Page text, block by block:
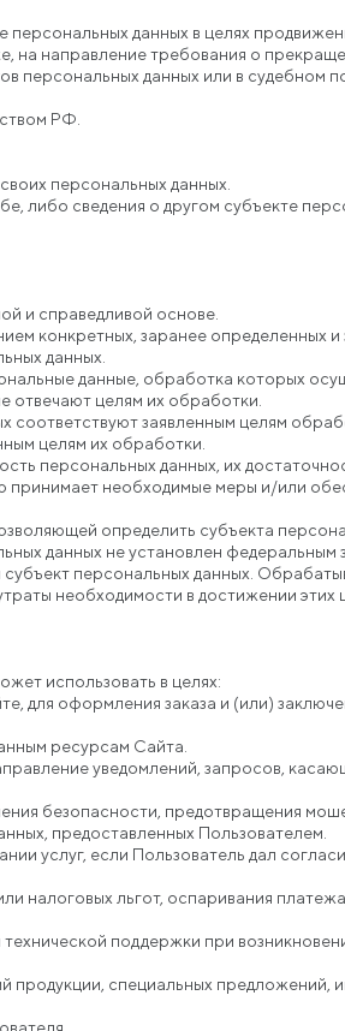
данных в целях
на направление требования о
персональных данных или в судебном
РФ.
персональных данных.
либо сведения о другом субъекте
и справедливой основе.
конкретных, заранее определенных
данных.
данные, обработка которых
отвечают целям их обработки.
заявленным целям
целям их обработки.
персональных данных, их
необходимые меры и/или
определить субъекта
данных не установлен
персональных данных.
необходимости в достижении
использовать в целях:
для оформления заказа и (или)
ресурсам Сайта.
уведомлений, запросов,
безопасности, предотвращения
предоставленных Пользователем.
услуг, если Пользователь дал
налоговых льгот, оспаривания
поддержки при
продукции, специальных